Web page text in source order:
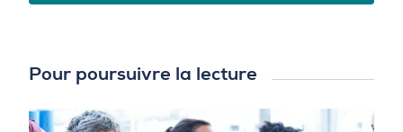
Pour poursuivre la lecture